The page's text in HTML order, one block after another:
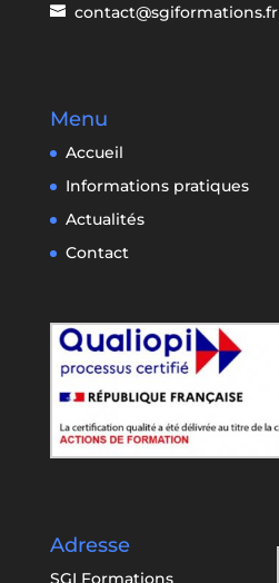
contact@sgiformations.fr
Menu
Accueil
Informations pratiques
Actualités
Contact
Adresse
SGI Formations